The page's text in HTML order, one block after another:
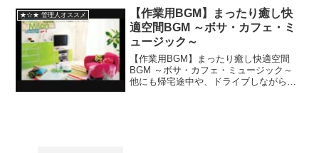
毛 recog レ...
★☆★ 管理人オススメ
【作業用BGM】まったり癒し快
適空間BGM ～ボサ・カフェ・ミ
ュージック～
【作業用BGM】まったり癒し快適空間
BGM ～ボサ・カフェ・ミュージック～
他にも帰宅途中や、ドライブしながら、